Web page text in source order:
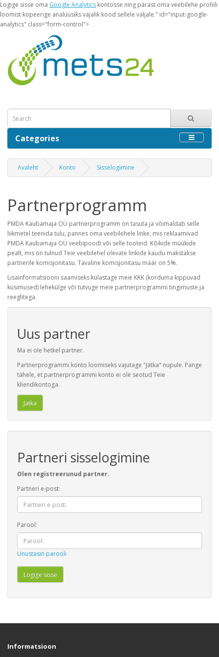
Logige sisse oma Google Analytics kontosse ning pärast oma veebilehe profiili
loomist kopeerige analüüsiks vajalik kood sellele väljale." id="input-google-
analytics" class="form-control">
Categories
Avaleht Konto Sisselogimine
Partnerprogramm
PMDA Kaubamaja OÜ partnerprogramm on tasuta ja võimaldab selle
liikmetel teenida tulu, pannes oma veebilehele linke, mis reklaamivad
PMDA Kaubamaja OÜ veebipoodi või selle tooteid. Kõikide müükide
pealt, mis on tulnud Teie veebilehel olevate linkide kaudu makstakse
partnerile komisjonitasu. Tavaline komisjonitasu määr on 5%.
Lisainformatsiooni saamiseks külastage meie KKK (korduma kippuvad
küsimused) lehekülge või tutvuge meie partnerprogrammi tingimuste ja
reeglitega.
Uus partner
Ma ei ole hetkel partner.
Partnerprogrammi konto loomiseks vajutage "Jätka" nupule. Pange
tähele, et partnerprogrammi konto ei ole seotud Teie
kliendikontoga.
Jätka
Partneri sisselogimine
Olen registreerunud partner.
Partneri e-post:
Parool:
Unustasin parooli
Informatsioon